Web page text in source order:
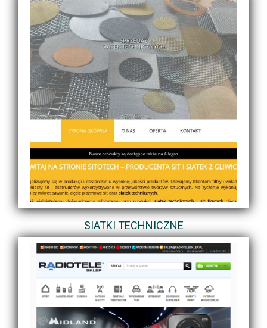
SIATKI TECHNICZNE